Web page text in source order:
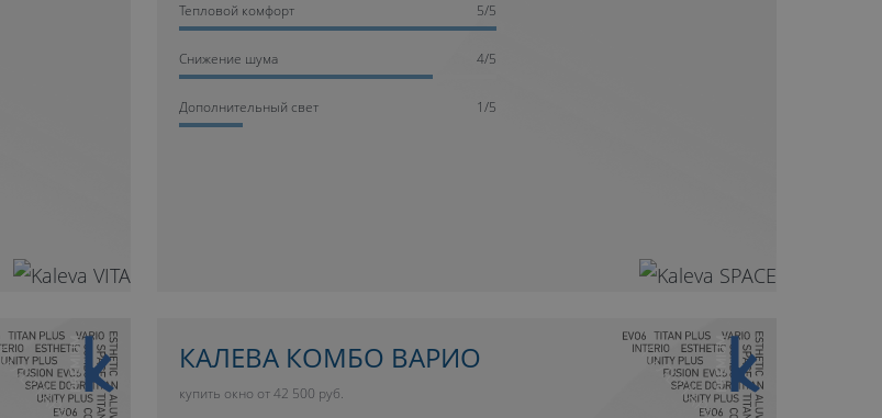
Тепловой комфорт 5/5
Cнижение шума 4/5
Дополнительный свет 1/5
КАЛЕВА КОМБО ВАРИО
купить окно от 42 500 руб.